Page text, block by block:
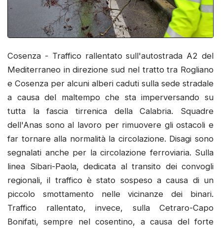
Cosenza - Traffico rallentato sull'autostrada A2 del
Mediterraneo in direzione sud nel tratto tra Rogliano
e Cosenza per alcuni alberi caduti sulla sede stradale
a causa del maltempo che sta imperversando su
tutta la fascia tirrenica della Calabria. Squadre
dell'Anas sono al lavoro per rimuovere gli ostacoli e
far tornare alla normalità la circolazione. Disagi sono
segnalati anche per la circolazione ferroviaria. Sulla
linea Sibari-Paola, dedicata al transito dei convogli
regionali, il traffico è stato sospeso a causa di un
piccolo smottamento nelle vicinanze dei binari.
Traffico rallentato, invece, sulla Cetraro-Capo
Bonifati, sempre nel cosentino, a causa del forte